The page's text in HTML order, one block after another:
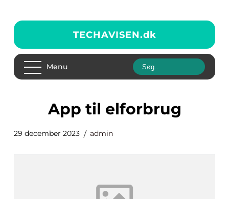
TECHAVISEN.dk
Menu
app til elforbrug
29 december 2023 admin